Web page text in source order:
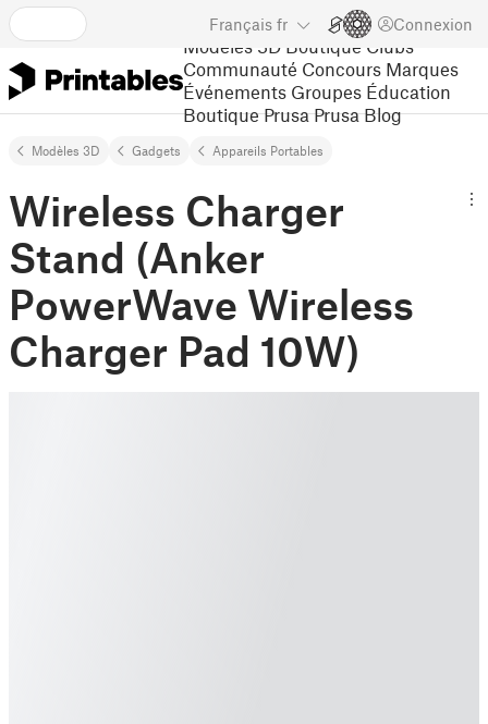
Français fr Connexion
Modèles 3D Boutique Clubs
Communauté Concours Marques
Événements Groupes Éducation
Boutique Prusa Prusa Blog
Modèles 3D Gadgets Appareils Portables
Wireless Charger
Stand (Anker
PowerWave Wireless
Charger Pad 10W)